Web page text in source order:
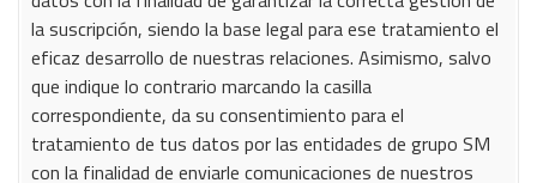
la suscripción, siendo la base legal para ese tratamiento el
eficaz desarrollo de nuestras relaciones. Asimismo, salvo
que indique lo contrario marcando la casilla
correspondiente, da su consentimiento para el
tratamiento de tus datos por las entidades de grupo SM
con la finalidad de enviarle comunicaciones de nuestros
Use limited data to select content
IAB Special Features:
Use precise geolocation data